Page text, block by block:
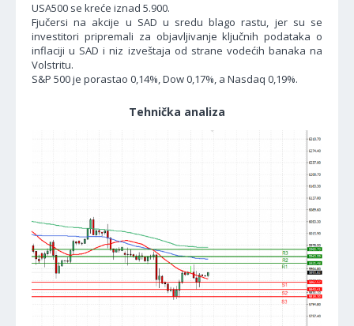
USA500 se kreće iznad 5.900.
Fjučersi na akcije u SAD u sredu blago rastu, jer su se
investitori pripremali za objavljivanje ključnih podataka o
inflaciji u SAD i niz izveštaja od strane vodećih banaka na
Volstritu.
S&P 500 je porastao 0,14%, Dow 0,17%, a Nasdaq 0,19%.
Tehnička analiza